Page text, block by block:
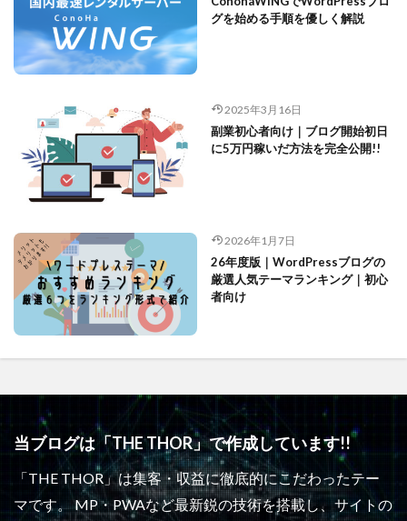
グを始める手順を優しく解説
2025年3月16日
副業初心者向け｜ブログ開始初日
に5万円稼いだ方法を完全公開!!
2026年1月7日
26年度版｜WordPressブログの
厳選人気テーマランキング｜初心
者向け
当ブログは「THE THOR」で作成しています!!
「THE THOR」は集客・収益に徹底的にこだわったテー
マです。 MP・PWAなど最新鋭の技術を搭載し、サイトの